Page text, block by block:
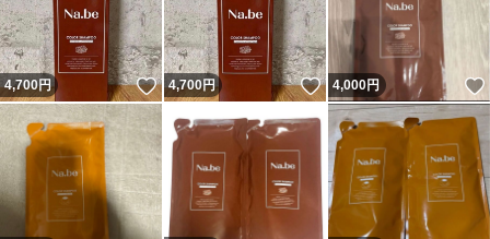
4,700円 いいね！
4,700円 いいね！
4,000円